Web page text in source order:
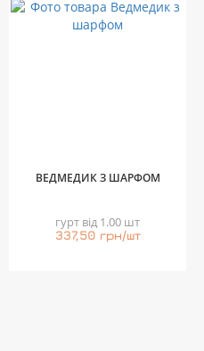
ВЕДМЕДИК З ШАРФОМ
гурт від 1.00 шт
337,50 грн/шт